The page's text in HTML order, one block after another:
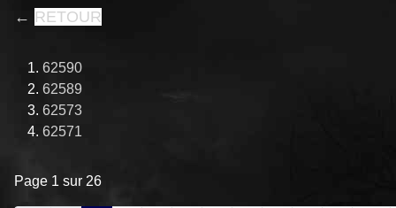
← RETOUR
62590
62589
62573
62571
Page 1 sur 26